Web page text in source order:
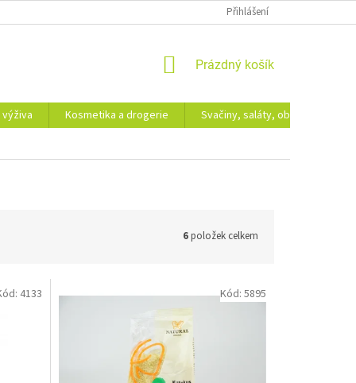
Přihlášení
NÁKUPNÍ
Prázdný košík
Kosmetika a drogerie Svačiny, saláty, obědy
6položek celkem
4133 Kód: 5895